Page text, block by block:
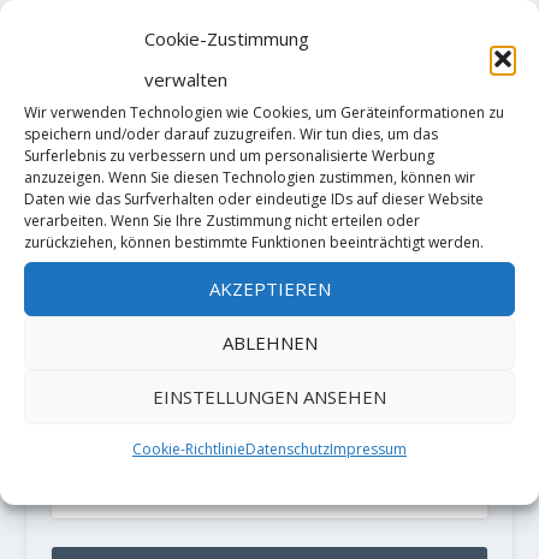
Cookie-Zustimmung
verwalten
Wir verwenden Technologien wie Cookies, um Geräteinformationen zu
speichern und/oder darauf zuzugreifen. Wir tun dies, um das
Surferlebnis zu verbessern und um personalisierte Werbung
anzuzeigen. Wenn Sie diesen Technologien zustimmen, können wir
Daten wie das Surfverhalten oder eindeutige IDs auf dieser Website
verarbeiten. Wenn Sie Ihre Zustimmung nicht erteilen oder
zurückziehen, können bestimmte Funktionen beeinträchtigt werden.
AKZEPTIEREN
ABLEHNEN
EINSTELLUNGEN ANSEHEN
Cookie-RichtlinieDatenschutzImpressum
Diese Website verwendet Akismet, um
Spam zu reduzieren.Erfahre, wie
deine Kommentardaten verarbeitet